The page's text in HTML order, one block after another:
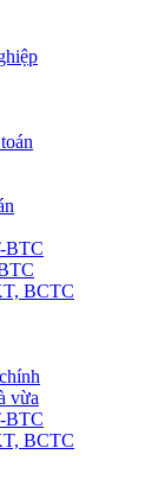
BTC
BCTC
vừa
BTC
BCTC